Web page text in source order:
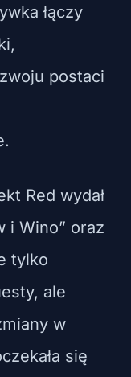
łączy
postaci
Red wydał
i Wino” oraz
tylko
ale
w
się